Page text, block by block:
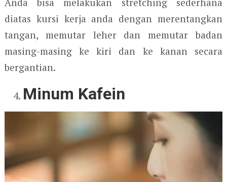
diatas kursi kerja anda dengan merentangkan
tangan, memutar leher dan memutar badan
masing-masing ke kiri dan ke kanan secara
bergantian.
Minum Kafein